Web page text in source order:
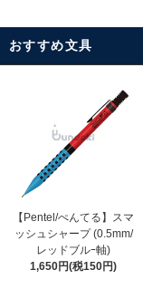
おすすめ文具
【Pentel/ぺんてる】スマ
ッシュシャープ (0.5mm/
レッドブルｰ軸)
1,650円(税150円)